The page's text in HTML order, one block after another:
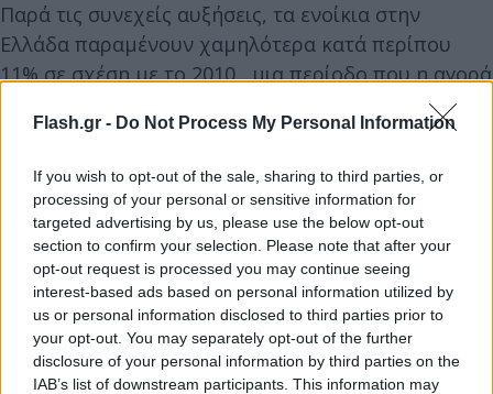
Flash.gr - Do Not Process My Personal Information
If you wish to opt-out of the sale, sharing to third parties, or
processing of your personal or sensitive information for
targeted advertising by us, please use the below opt-out
section to confirm your selection. Please note that after your
opt-out request is processed you may continue seeing
interest-based ads based on personal information utilized by
us or personal information disclosed to third parties prior to
your opt-out. You may separately opt-out of the further
disclosure of your personal information by third parties on the
IAB’s list of downstream participants. This information may
Παρά τις συνεχείς αυξήσεις, τα ενοίκια στην
Ελλάδα παραμένουν χαμηλότερα κατά περίπου
11% σε σχέση με το 2010 , μια περίοδο που η αγορά
κατέρρευσε λόγω της δεκαετούς κρίσης. Αυτό,
ωστόσο, δεν αναιρεί το γεγονός πως η ανατίμηση
τελευταίων δεκαετιών.
Η Λιθουανία και η Εσθονία έχουν σημειώσει
αυξήσεις άνω του 180%–220% από το 2010, όμως η
ταχύτητα με την οποία «τρέχουν» τα ενοίκια στην
Ελλάδα τώρα δημιουργεί εύλογες ανησυχίες.